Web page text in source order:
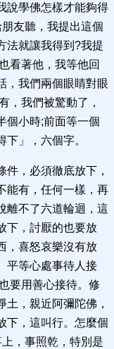
說學佛怎樣才能夠得
友聽，我提出這個
法就讓我得到?我提
看著他，我等他回
，我們兩個眼睛對眼
，我們被驚動了，
個小時;前面等一個
」，六個字。
件，必須徹底放下，
能有，任何一樣，再
離不了六道輪迴，這
下，討厭的也要放
，喜怒哀樂沒有放
平等心處事待人接
要用善心接待。修
，親近阿彌陀佛，
下，這叫行。怎麼個
，事照乾，特別是